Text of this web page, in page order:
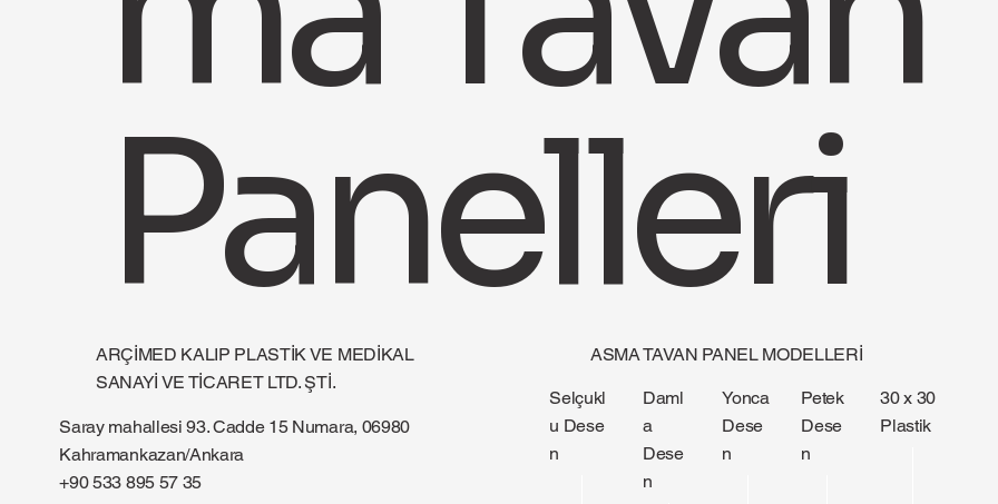
Panelleri
ARÇIMED KALIP PLASTIK VE MEDIKAL
SANAYI VE TICARET LTD. ŞTI.
Saray mahallesi 93. Cadde 15 Numara, 06980
Kahramankazan/Ankara
+90 533 895 57 35
ASMA TAVAN PANEL MODELLERI
Selçukl
u Dese
n
Daml
a
Dese
n
Yonca
Dese
n
Petek
Dese
n
30 x 30
Plastik